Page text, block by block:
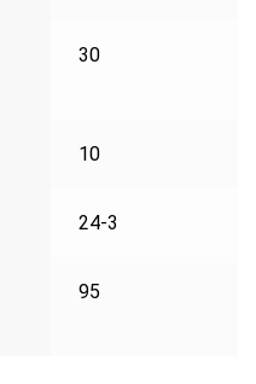
30
10
24-3
95